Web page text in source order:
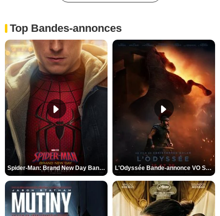
Top Bandes-annonces
Spider-Man: Brand New Day Bande-annonce VO STFR L'Odyssée Bande-annonce VO STFR